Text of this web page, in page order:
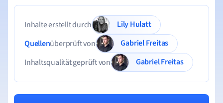
Inhalte erstellt durch
Lily Hulatt
Quellenüberprüft von
Gabriel Freitas
Inhaltsqualität geprüft von
Gabriel Freitas